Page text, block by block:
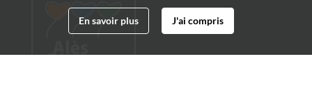
En savoir plus J'ai compris